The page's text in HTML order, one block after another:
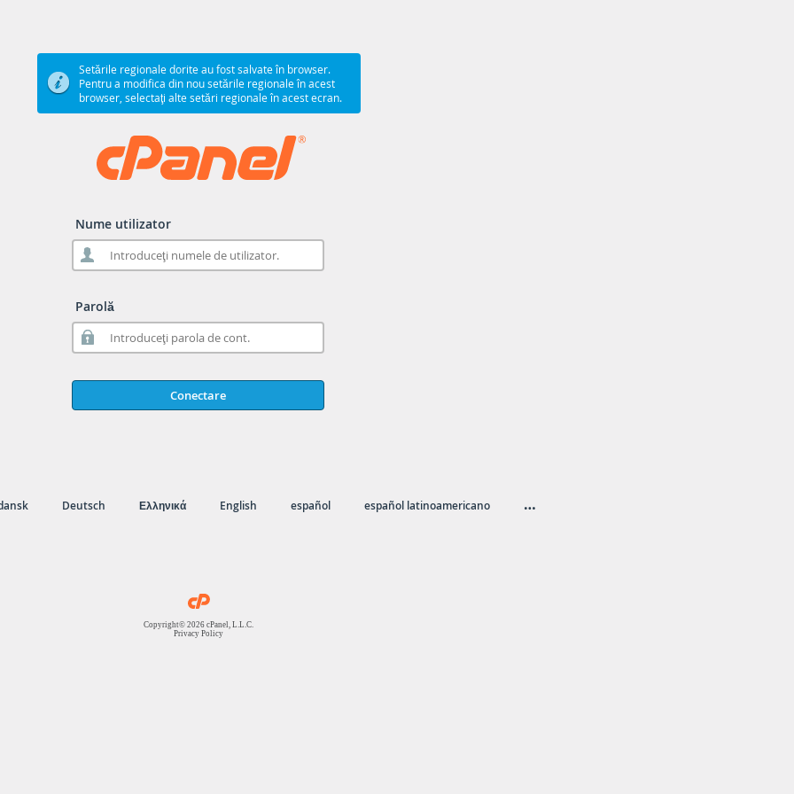
Setările regionale dorite au fost salvate în browser.
Pentru a modifica din nou setările regionale în acest
browser, selectaţi alte setări regionale în acest ecran.
Nume utilizator
Parolă
Conectare
Deutsch Ελληνικά English español español latinoamericano …
Copyright© 2026 cPanel, L.L.C.
Privacy Policy